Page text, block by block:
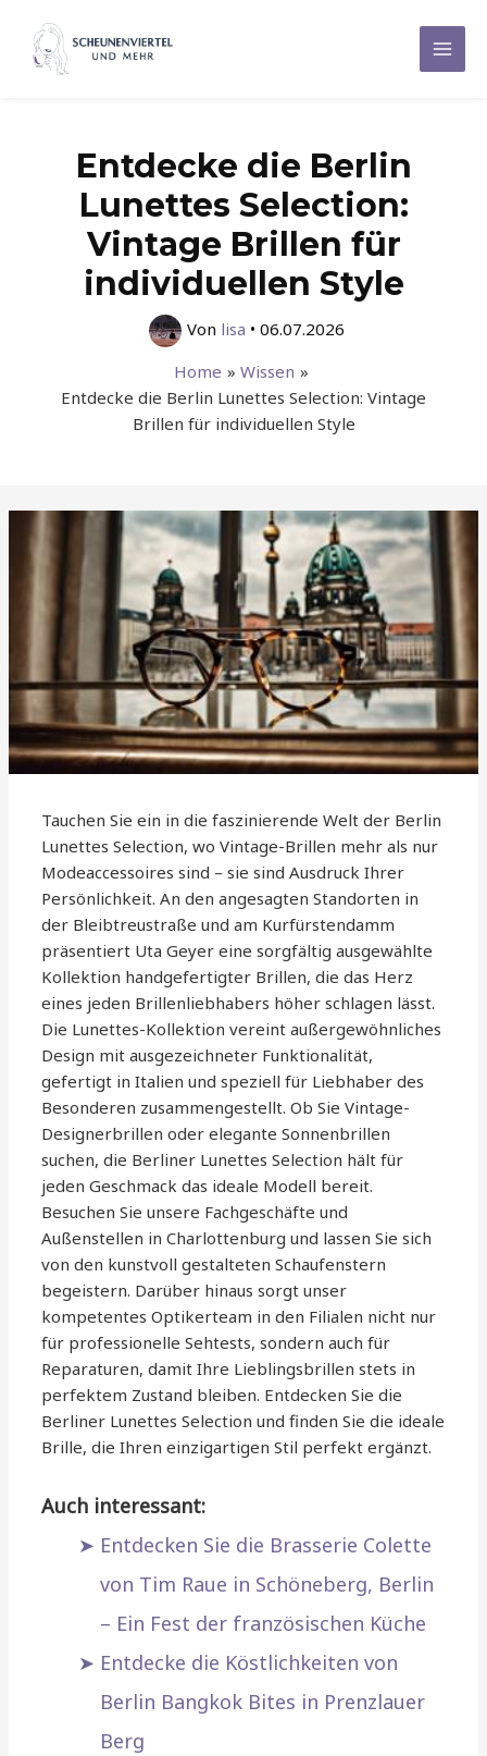
Inhalt
springen
Main
Entdecke die Berlin
Lunettes Selection:
Vintage Brillen für
individuellen Style
Von lisa • 06.07.2026
Home
Wissen
Entdecke die Berlin Lunettes Selection: Vintage
Brillen für individuellen Style
Tauchen Sie ein in die faszinierende Welt der Berlin
Lunettes Selection, wo Vintage-Brillen mehr als nur
Modeaccessoires sind – sie sind Ausdruck Ihrer
Persönlichkeit. An den angesagten Standorten in
der Bleibtreustraße und am Kurfürstendamm
präsentiert Uta Geyer eine sorgfältig ausgewählte
Kollektion handgefertigter Brillen, die das Herz
eines jeden Brillenliebhabers höher schlagen lässt.
Die Lunettes-Kollektion vereint außergewöhnliches
Design mit ausgezeichneter Funktionalität,
gefertigt in Italien und speziell für Liebhaber des
Besonderen zusammengestellt. Ob Sie Vintage-
Designerbrillen oder elegante Sonnenbrillen
suchen, die Berliner Lunettes Selection hält für
jeden Geschmack das ideale Modell bereit.
Besuchen Sie unsere Fachgeschäfte und
Außenstellen in Charlottenburg und lassen Sie sich
von den kunstvoll gestalteten Schaufenstern
begeistern. Darüber hinaus sorgt unser
kompetentes Optikerteam in den Filialen nicht nur
für professionelle Sehtests, sondern auch für
Reparaturen, damit Ihre Lieblingsbrillen stets in
perfektem Zustand bleiben. Entdecken Sie die
Berliner Lunettes Selection und finden Sie die ideale
Brille, die Ihren einzigartigen Stil perfekt ergänzt.
Auch interessant:
Entdecken Sie die Brasserie Colette
von Tim Raue in Schöneberg, Berlin
– Ein Fest der französischen Küche
Entdecke die Köstlichkeiten von
Berlin Bangkok Bites in Prenzlauer
Berg